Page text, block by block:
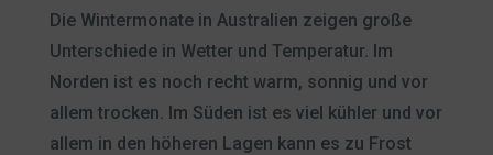
Die Wintermonate in Australien zeigen große
Unterschiede in Wetter und Temperatur. Im
Norden ist es noch recht warm, sonnig und vor
allem trocken. Im Süden ist es viel kühler und vor
allem in den höheren Lagen kann es zu Frost